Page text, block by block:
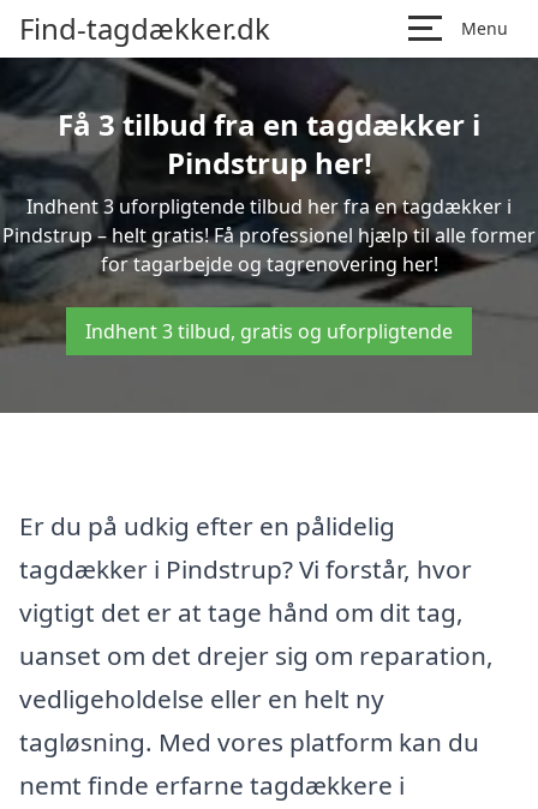
Find-tagdækker.dk Menu
Få 3 tilbud fra en tagdækker i
Pindstrup her!
Indhent 3 uforpligtende tilbud her fra en tagdækker i
Pindstrup – helt gratis! Få professionel hjælp til alle former
for tagarbejde og tagrenovering her!
Indhent 3 tilbud, gratis og uforpligtende
Er du på udkig efter en pålidelig
tagdækker i Pindstrup? Vi forstår, hvor
vigtigt det er at tage hånd om dit tag,
uanset om det drejer sig om reparation,
vedligeholdelse eller en helt ny
tagløsning. Med vores platform kan du
nemt finde erfarne tagdækkere i